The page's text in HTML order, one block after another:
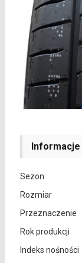
Informacje
Sezon
Rozmiar
Przeznaczenie
Rok produkcji
Indeks nośności